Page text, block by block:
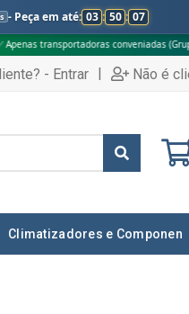
- Peça em até: 03 : 50 : 06
conveniadas (Grupo G5)
- Entrar | Não é
Climatizadores e Componen